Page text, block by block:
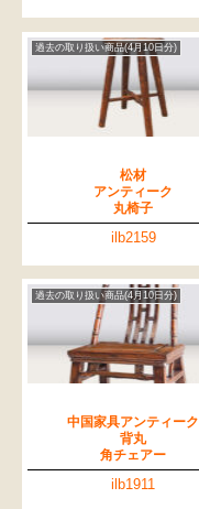
過去の取り扱い商品(4月10日分)
松材
アンティーク
丸椅子
ilb2159
過去の取り扱い商品(4月10日分)
中国家具アンティーク
背丸
角チェアー
ilb1911